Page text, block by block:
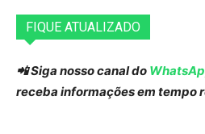
FIQUE ATUALIZADO
📲 Siga nosso canal do
receba informações em tempo